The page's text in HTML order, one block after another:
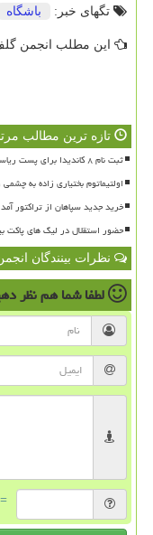
تگهای خبر:
باشگاه
این مطلب انجمن
تازه ترین مطالب
ثبت نام ۸ کاندیدا برای پست ریاست فدراسیون ژیمناستیک
اولتیماتوم بختیاری زاده به
خرید جدید سپاهان از تراکتور آمد
حضور استقلال در لیگ های پاکت
نظرات بینندگان
لطفا شما همنظر
= ۵ بعلاوه ۳